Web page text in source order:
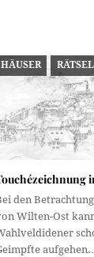
HÄUSER RÄTSEL
den
Wilten-Ost